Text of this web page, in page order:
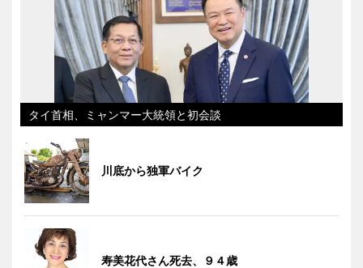
タイ首相、ミャンマー大統領と初会談
川底から独軍バイク
寿美花代さん死去、９４歳